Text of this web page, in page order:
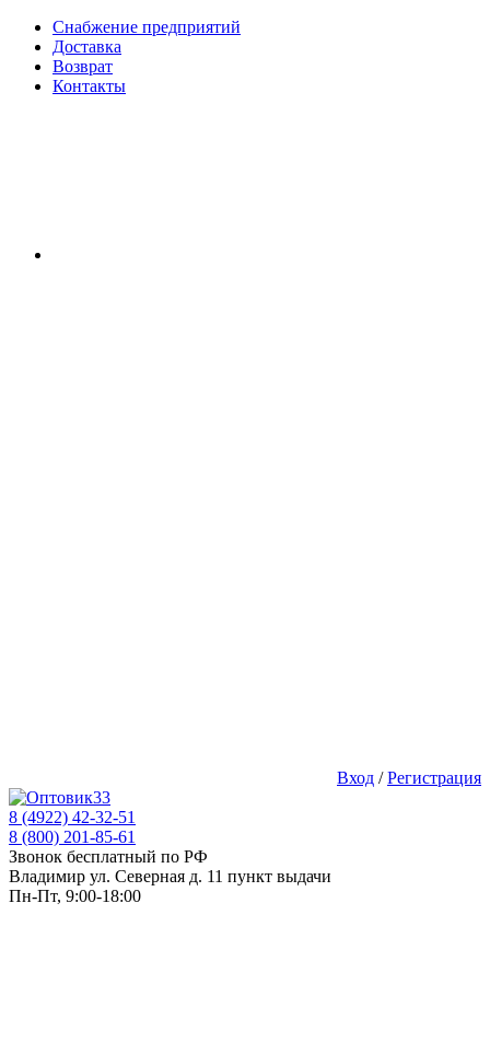
Снабжение предприятий
Доставка
Возврат
Контакты
Вход /Регистрация
8 (4922) 42-32-51
8 (800) 201-85-61
Звонок бесплатный по РФ
Владимир ул. Северная д. 11 пункт выдачи
Пн-Пт, 9:00-18:00